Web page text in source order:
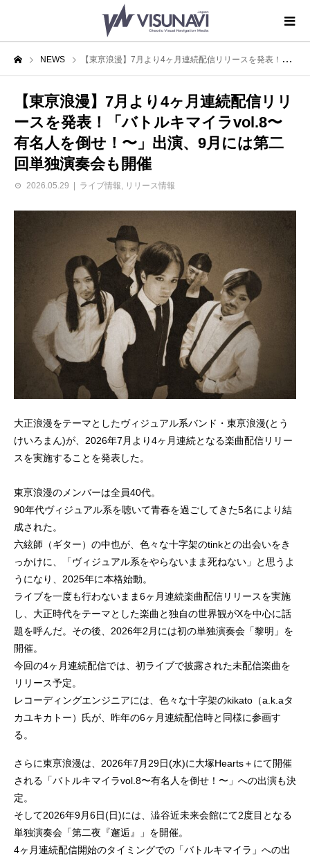
NEWS 【東亰浪漫】7月より4ヶ月連続配信リリースを発表！「バトルキマイラvol.8〜有名人を倒せ！〜」出演、9月には第二回単独演奏会も開催
【東亰浪漫】7月より4ヶ月連続配信リリ
ースを発表！「バトルキマイラvol.8〜
有名人を倒せ！〜」出演、9月には第二
回単独演奏会も開催
2026.05.29 ライブ情報 リリース情報
大正浪漫をテーマとしたヴィジュアル系バンド・東亰浪漫(とう
けいろまん)が、2026年7月より4ヶ月連続となる楽曲配信リリー
スを実施することを発表した。
東亰浪漫のメンバーは全員40代。
90年代ヴィジュアル系を聴いて青春を過ごしてきた5名により結
成された。
六絃師（ギター）の中也が、色々な十字架のtinkとの出会いをき
っかけに、「ヴィジュアル系をやらないまま死ねない」と思うよ
うになり、2025年に本格始動。
ライブを一度も行わないまま6ヶ月連続楽曲配信リリースを実施
し、大正時代をテーマとした楽曲と独自の世界観がXを中心に話
題を呼んだ。その後、2026年2月には初の単独演奏会「黎明」を
開催。
今回の4ヶ月連続配信では、初ライブで披露された未配信楽曲を
リリース予定。
レコーディングエンジニアには、色々な十字架のkikato（a.k.aタ
カユキカトー）氏が、昨年の6ヶ月連続配信時と同様に参画す
る。
さらに東亰浪漫は、2026年7月29日(水)に大塚Hearts＋にて開催
される「バトルキマイラvol.8〜有名人を倒せ！〜」への出演も決
定。
そして2026年9月6日(日)には、澁谷近未来会館にて2度目となる
単独演奏会「第二夜『邂逅』」を開催。
4ヶ月連続配信開始のタイミングでの「バトルキマイラ」への出